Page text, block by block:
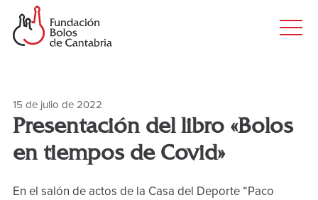
Saltar
al
contenido
Principal
Menú
15 de julio de 2022
Presentación del libro «Bolos
en tiempos de Covid»
En el salón de actos de la Casa del Deporte “Paco